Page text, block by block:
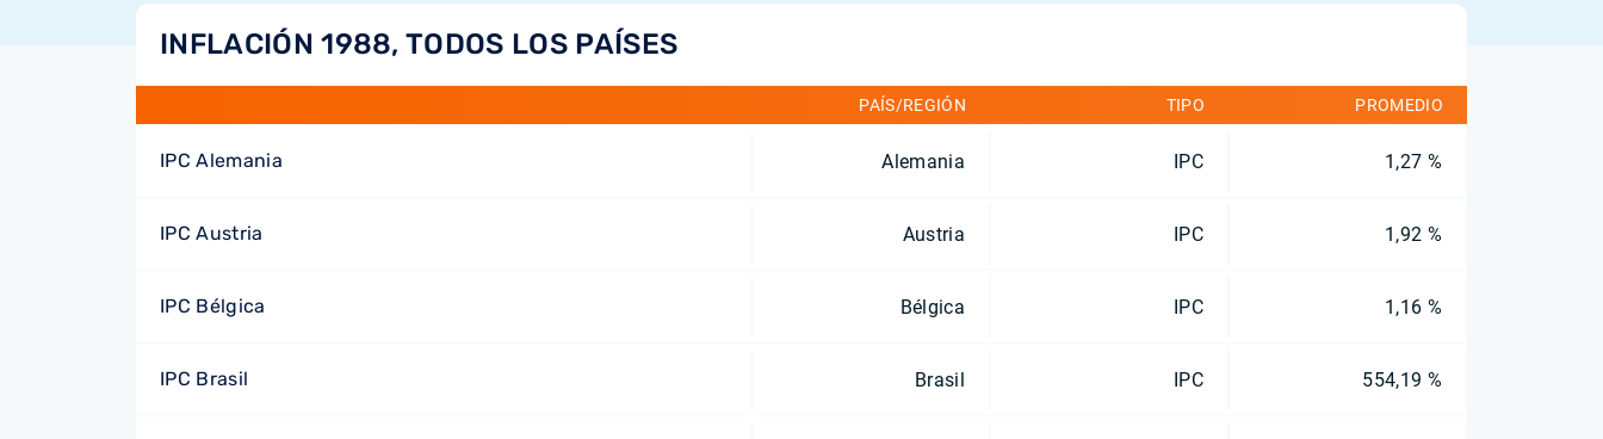
INFLACIÓN 1988, TODOS LOS PAÍSES
PAÍS/REGIÓN TIPO PROMEDIO
IPC Alemania Alemania IPC 1,27 %
IPC Austria Austria IPC 1,92 %
IPC Bélgica Bélgica IPC 1,16 %
IPC Brasil Brasil IPC 554,19 %